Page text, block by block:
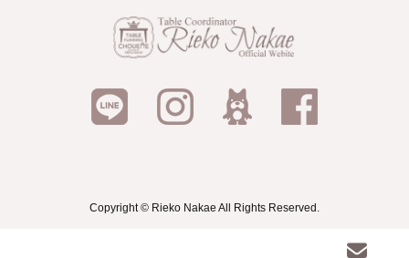
Copyright © Rieko Nakae All Rights Reserved.